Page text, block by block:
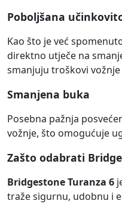
Poboljšana
Kao što je već
direktno utječe na
smanjuju troškovi
Smanjena buka
Posebna pažnja
vožnje, što omogućuje
Zašto odabrati
Bridgestone Turanza 6
traže sigurnu, udobnu i